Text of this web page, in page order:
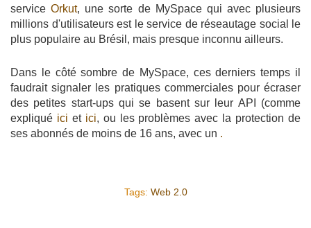
serviceOrkut, une sorte de MySpace qui avec plusieurs
millions d'utilisateurs est le service de réseautage social le
plus populaire au Brésil, mais presque inconnu ailleurs.
Dans le côté sombre de MySpace, ces derniers temps il
faudrait signaler les pratiques commerciales pour écraser
des petites start-ups qui se basent sur leur API (comme
expliqué ici et ici, ou les problèmes avec la protection de
ses abonnés de moins de 16 ans, avec un .
Tags: Web 2.0